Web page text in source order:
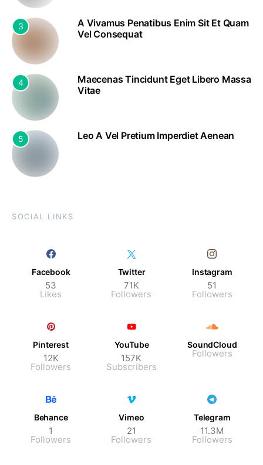
3
A Vivamus Penatibus Enim Sit Et Quam
Vel Consequat
4
Maecenas Tincidunt Eget Libero Massa
Vitae
5 Leo A Vel Pretium Imperdiet Aenean
SOCIAL LINKS
Facebook
53
Likes
Twitter
71K
Followers
Instagram
51
Followers
Pinterest
12K
Followers
YouTube
157K
Subscribers
SoundCloud
Followers
Behance
1
Followers
Vimeo
21
Followers
Telegram
11.3M
Followers